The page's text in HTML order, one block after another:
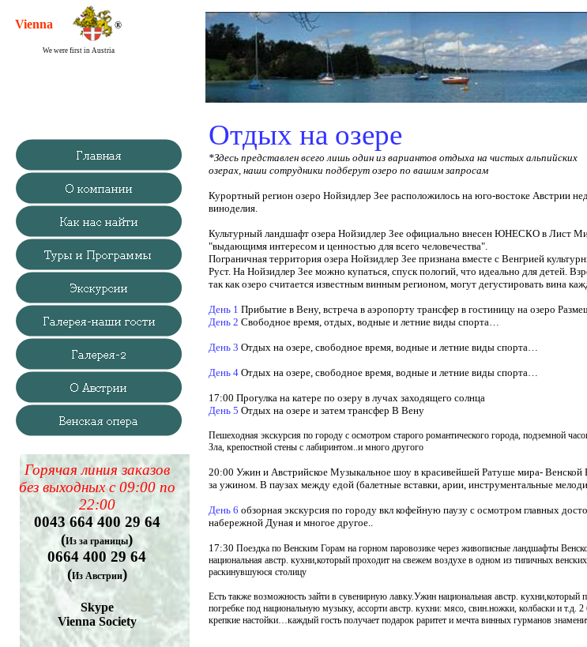
Vienna Society ®
We were first in Austria
Отдых на озере
*Здесь представлен всего лишь один из вариантов отдыха на чистых альпийских
озерах, наши сотрудники подберут озеро по вашим запросам
Курортный регион озеро Нойзидлер Зее расположилось на юго-востоке Австрии
виноделия.
Культурный ландшафт озера Нойзидлер Зее официально внесен ЮНЕСКО в Лист
"выдающимя интересом и ценностью для всего человечества".
Пограничная территория озера Нойзидлер Зее признана вместе с Венгрией
Руст. На Нойзидлер Зее можно купаться, спуск пологий, что идеально для детей.
так как озеро считается известным винным регионом, могут дегустировать вина
День 1 Прибытие в Вену, встреча в аэропорту трансфер в гостиницу на озеро
День 2 Свободное время, отдых, водные и летние виды спорта…
День 3 Отдых на озере, свободное время, водные и летние виды спорта…
День 4 Отдых на озере, свободное время, водные и летние виды спорта…
17:00 Прогулка на катере по озеру в лучах заходящего солнца
День 5 Отдых на озере и затем трансфер В Вену
Пешеходная экскурсия по городу с осмотром старого романтического города, подземной
Зла, крепостной стены с лабиринтом..и много другого
20:00 Ужин и Австрийское Музыкальное шоу в красивейшей Ратуше мира- Венской
за ужином. В паузах между едой (балетные вставки, арии, инструментальные
День 6 обзорная экскурсия по городу вкл кофейную паузу с осмотром главных
набережной Дуная и многое другое..
17:30 Поездка по Венским Горам на горном паровозике через живописные ландшафты
национальная австр. кухни,который проходит на свежем воздухе в одном из типичных
раскинувшуюся столицу
Есть также возможность зайти в сувенирную лавку.Ужин национальная австр.
погребке под национальную музыку, ассорти австр. кухни: мясо, свин.ножки, колбаски и
крепкие настойки…каждый гость получает подарок раритет и мечта винных гурманов
Горячая линия заказов
без выходных с 09:00 по
22:00
0043 664 400 29 64
(Из за границы)
0664 400 29 64
(Из Австрии)
Skype
Vienna Society